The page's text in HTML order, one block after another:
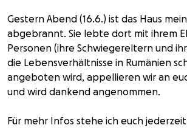
Gestern Abend (16.6.) ist das Haus
abgebrannt. Sie lebte dort mit ihrem
Personen (ihre Schwiegereltern und
die Lebensverhältnisse in Rumänien
angeboten wird, appellieren wir an
und wird dankend angenommen.
Für mehr Infos stehe ich euch